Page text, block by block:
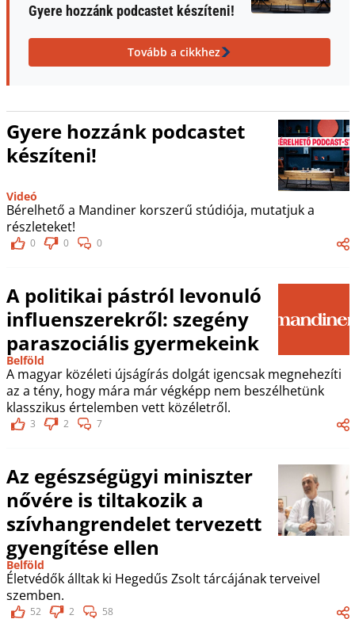
Gyere hozzánk podcastet készíteni!
Tovább a cikkhez
Gyere hozzánk podcastet
készíteni!
Videó
Bérelhető a Mandiner korszerű stúdiója, mutatjuk a
részleteket!
0 0 0
A politikai pástról levonuló
influenszerekről: szegény
paraszociális gyermekeink
Belföld
A magyar közéleti újságírás dolgát igencsak megnehezíti
az a tény, hogy mára már végképp nem beszélhetünk
klasszikus értelemben vett közéletről.
3 2 7
Az egészségügyi miniszter
nővére is tiltakozik a
szívhangrendelet tervezett
gyengítése ellen
Belföld
Életvédők álltak ki Hegedűs Zsolt tárcájának terveivel
szemben.
52 2 58